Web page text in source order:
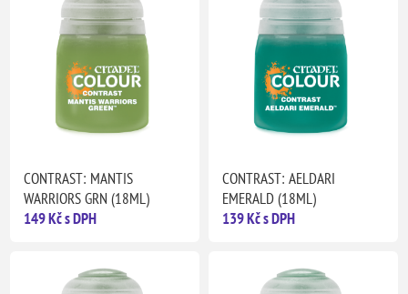
CONTRAST: MANTIS
WARRIORS GRN (18ML)
149 Kč s DPH
CONTRAST: AELDARI
EMERALD (18ML)
139 Kč s DPH